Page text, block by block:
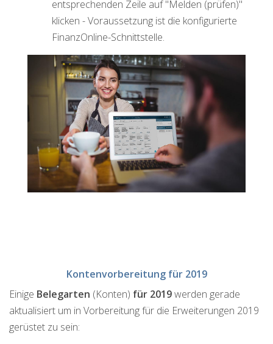
entsprechenden Zeile auf "Melden (prüfen)"
klicken - Voraussetzung ist die konfigurierte
FinanzOnline-Schnittstelle.
Kontenvorbereitung für 2019
Einige Belegarten (Konten) für 2019werden gerade
aktualisiert um in Vorbereitung für die Erweiterungen 2019
gerüstet zu sein: